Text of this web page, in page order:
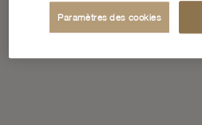
Paramètres des cookies